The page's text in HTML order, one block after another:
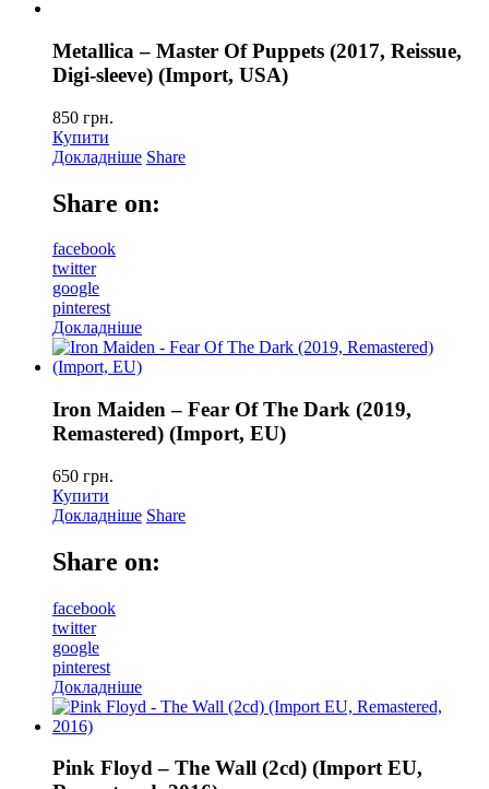
Metallica – Master Of Puppets (2017, Reissue,
Digi-sleeve) (Import, USA)
850 грн.
Купити
Докладніше Share
Share on:
facebook
twitter
google
pinterest
Докладніше
Iron Maiden – Fear Of The Dark (2019,
Remastered) (Import, EU)
650 грн.
Купити
Докладніше Share
Share on:
facebook
twitter
google
pinterest
Докладніше
Pink Floyd – The Wall (2cd) (Import EU,